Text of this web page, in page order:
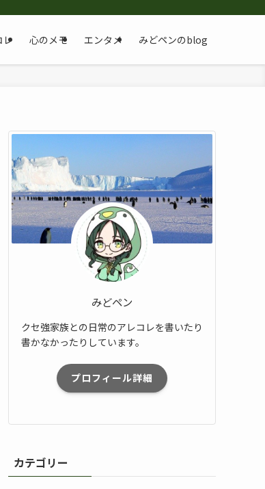
レ 心のメモ エンタメ みどペンのblog
みどペン
クセ強家族との日常のアレコレを書いたり
書かなかったりしています。
プロフィール詳細
カテゴリー